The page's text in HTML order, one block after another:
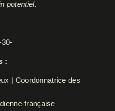
potentiel.
30-
:
| Coordonnatrice des
française